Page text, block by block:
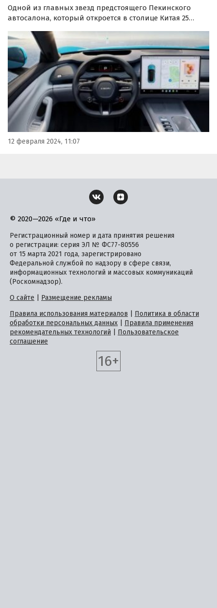
Одной из главных звезд предстоящего Пекинского
автосалона, который откроется в столице Китая 25
электромобиль китайского техногиганта.
12 февраля 2024, 11:07
© 2020—2026 «Где и что»
Регистрационный номер и дата принятия решения
о регистрации: серия ЭЛ № ФС77-80556
от 15 марта 2021 года, зарегистрировано
Федеральной службой по надзору в сфере связи,
информационных технологий и массовых коммуникаций
(Роскомнадзор).
О сайте
Размещение рекламы
Правила использования материалов
Политика в области
обработки персональных данных
Правила применения
рекомендательных технологий
Пользовательское
соглашение
16+